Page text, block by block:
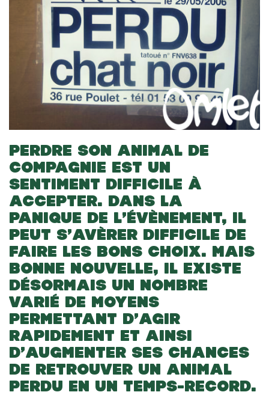
PERDRE SON ANIMAL DE
COMPAGNIE EST UN
SENTIMENT DIFFICILE À
ACCEPTER. DANS LA
PANIQUE DE L’ÉVÈNEMENT, IL
PEUT S’AVÈRER DIFFICILE DE
FAIRE LES BONS CHOIX. MAIS
BONNE NOUVELLE, IL EXISTE
DÉSORMAIS UN NOMBRE
VARIÉ DE MOYENS
PERMETTANT D’AGIR
RAPIDEMENT ET AINSI
D’AUGMENTER SES CHANCES
DE RETROUVER UN ANIMAL
PERDU EN UN TEMPS-RECORD.